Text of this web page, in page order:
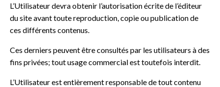
L’Utilisateur devra obtenir l’autorisation écrite de l’éditeur
du site avant toute reproduction, copie ou publication de
ces différents contenus.
Ces derniers peuvent être consultés par les utilisateurs à des
fins privées; tout usage commercial est toutefois interdit.
L’Utilisateur est entièrement responsable de tout contenu